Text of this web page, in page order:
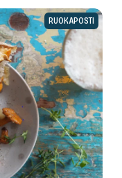
RUOKAPOSTI